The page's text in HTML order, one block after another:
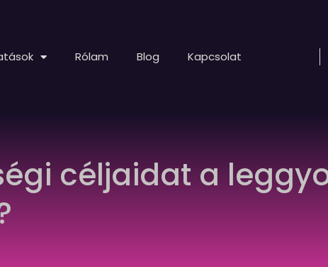
Rólam Blog Kapcsolat
céljaidat a